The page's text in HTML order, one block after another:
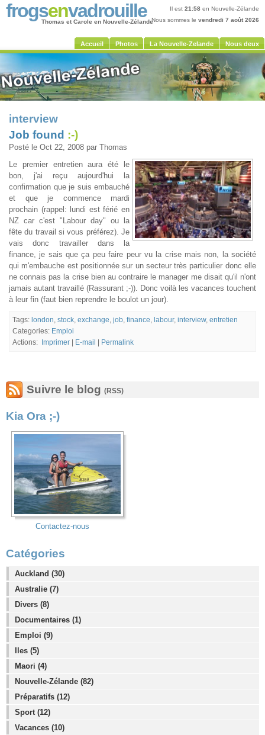
frogsenvadrouille
Thomas et Carole en Nouvelle-Zélande
Il est 21:58 en Nouvelle-Zélande
Nous sommes le vendredi 7 août 2026
Accueil Photos La Nouvelle-Zelande Nous deux
Suivre le blog (RSS)
Kia Ora ;-)
Contactez-nous
Catégories
Auckland (30)
Australie (7)
Divers (8)
Documentaires (1)
Emploi (9)
Iles (5)
Maori (4)
Nouvelle-Zélande (82)
Préparatifs (12)
Sport (12)
Vacances (10)
interview
Job found :-)
Posté le Oct 22, 2008 par Thomas
Le premier entretien aura été le
bon, j'ai reçu aujourd'hui la
confirmation que je suis embauché
et que je commence mardi
prochain (rappel: lundi est férié en
NZ car c'est "Labour day" ou la
fête du travail si vous préférez). Je
vais donc travailler dans la
finance, je sais que ça peu faire peur vu la crise mais non, la société
qui m'embauche est positionnée sur un secteur très particulier donc elle
ne connais pas la crise bien au contraire le manager me disait qu'il n'ont
jamais autant travaillé (Rassurant ;-)). Donc voilà les vacances touchent
à leur fin (faut bien reprendre le boulot un jour).
Tags: london stock exchange job finance labour, interview, entretien
Categories: Emploi
Actions:
Imprimer E-mail Permalink